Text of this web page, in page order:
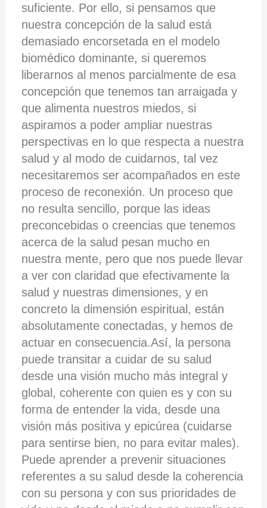
suficiente. Por ello, si pensamos que
nuestra concepción de la salud está
demasiado encorsetada en el modelo
biomédico dominante, si queremos
liberarnos al menos parcialmente de esa
concepción que tenemos tan arraigada y
que alimenta nuestros miedos, si
aspiramos a poder ampliar nuestras
perspectivas en lo que respecta a nuestra
salud y al modo de cuidarnos, tal vez
necesitaremos ser acompañados en este
proceso de reconexión. Un proceso que
no resulta sencillo, porque las ideas
preconcebidas o creencias que tenemos
acerca de la salud pesan mucho en
nuestra mente, pero que nos puede llevar
a ver con claridad que efectivamente la
salud y nuestras dimensiones, y en
concreto la dimensión espiritual, están
absolutamente conectadas, y hemos de
actuar en consecuencia.Así, la persona
puede transitar a cuidar de su salud
desde una visión mucho más integral y
global, coherente con quien es y con su
forma de entender la vida, desde una
visión más positiva y epicúrea (cuidarse
para sentirse bien, no para evitar males).
Puede aprender a prevenir situaciones
referentes a su salud desde la coherencia
con su persona y con sus prioridades de